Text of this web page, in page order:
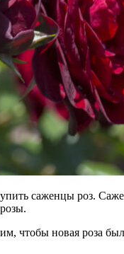
саженцы роз.
чтобы новая роза